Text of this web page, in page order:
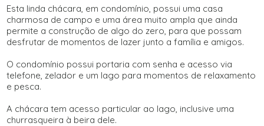
Esta linda chácara, em condomínio, possui uma casa
charmosa de campo e uma área muito ampla que ainda
permite a construção de algo do zero, para que possam
desfrutar de momentos de lazer junto a família e amigos.
O condomínio possui portaria com senha e acesso via
telefone, zelador e um lago para momentos de relaxamento
e pesca.
A chácara tem acesso particular ao lago, inclusive uma
churrasqueira à beira dele.